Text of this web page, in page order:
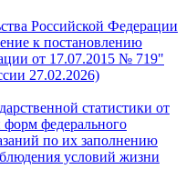
Российской Федерации
к постановлению
от 17.07.2015 № 719"
27.02.2026)
статистики от
федерального
по их заполнению
условий жизни